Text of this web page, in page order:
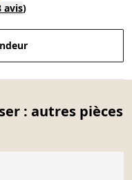
avis)
: autres pièces